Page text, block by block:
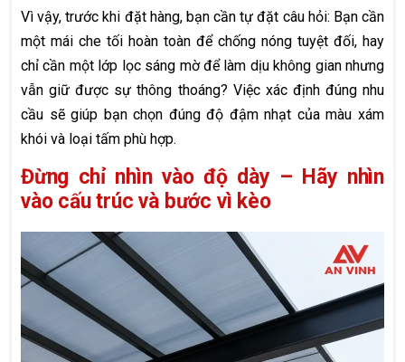
Vì vậy, trước khi đặt hàng, bạn cần tự đặt câu hỏi: Bạn cần
một mái che tối hoàn toàn để chống nóng tuyệt đối, hay
chỉ cần một lớp lọc sáng mờ để làm dịu không gian nhưng
vẫn giữ được sự thông thoáng? Việc xác định đúng nhu
cầu sẽ giúp bạn chọn đúng độ đậm nhạt của màu xám
khói và loại tấm phù hợp.
Đừng chỉ nhìn vào độ dày – Hãy nhìn
vào cấu trúc và bước vì kèo